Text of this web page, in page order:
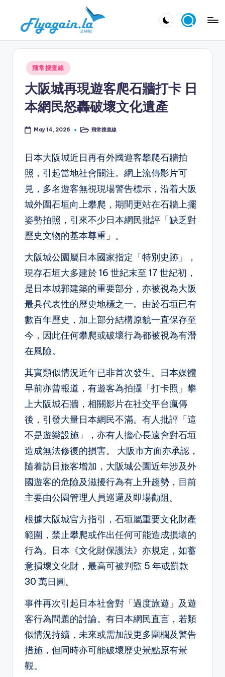
飛
Posted
in
飛常搜查線
大阪城再現遊客爬石牆打卡 日
本網民怒轟破壞文化遺產
May 14, 2026
Posted飛常搜查線
日本大阪城近日再有外國遊客攀爬石牆拍
照，引起當地社會關注。網上流傳影片可
見，多名遊客無視現場警告標示，沿着大阪
城外圍石垣向上攀爬，期間更站在石牆上擺
姿勢拍照，引來不少日本網民批評「缺乏對
歷史文物的基本尊重」。
大阪城公園屬日本國家指定「特別史跡」，
現存石垣大多建於 16 世紀末至 17 世紀初，
是日本城郭建築的重要部分，亦被視為大阪
最具代表性的歷史地標之一。由於石垣已有
數百年歷史，加上部分結構原貌一直保存至
今，因此任何攀爬或破壞行為都被視為有潛
在風險。
其實類似情況近年已非首次發生。日本媒體
早前亦曾報道，有遊客為拍攝「打卡照」攀
上大阪城石牆，相關影片在社交平台瘋傳
後，引發大量日本網民不滿。有人批評「這
不是遊樂設施」，亦有人擔心長遠會對石垣
造成無法修復的損害。 大阪市方面亦承認，
隨着訪日旅客增加，大阪城公園近年涉及外
國遊客的危險及滋擾行為有上升趨勢，目前
主要由公園管理人員巡邏及即場勸阻。
根據大阪城官方指引，石垣屬重要文化財產
範圍，禁止攀爬或作出任何可能造成損壞的
行為。日本《文化財保護法》亦規定，如蓄
意損壞文化財，最高可被判監 5 年或罰款
30 萬日圓。
事件再次引起日本社會對「過度旅遊」及遊
客行為問題的討論。有日本網民直言，若類
似情況持續，未來或需加設更多圍欄及警告
措施，但同時亦可能破壞歷史景點原有景
觀。